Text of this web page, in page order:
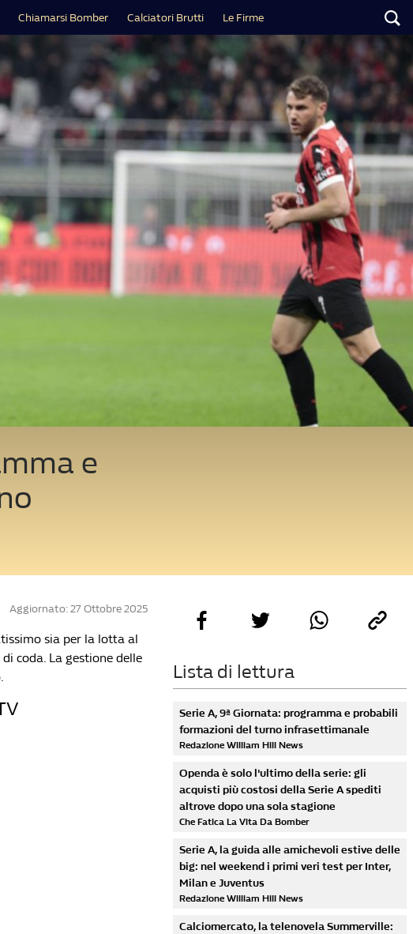
Chiamarsi Bomber Calciatori Brutti Le Firme
e
Aggiornato: 27 Ottobre 2025
sia per la lotta al
coda. La gestione delle
Lista di lettura
Serie A, 9ª Giornata: programma e probabili
formazioni del turno infrasettimanale
Redazione William Hill News
Openda è solo l'ultimo della serie: gli
acquisti più costosi della Serie A spediti
altrove dopo una sola stagione
Che Fatica La Vita Da Bomber
Serie A, la guida alle amichevoli estive delle
big: nel weekend i primi veri test per Inter,
Milan e Juventus
Redazione William Hill News
Calciomercato, la telenovela Summerville: